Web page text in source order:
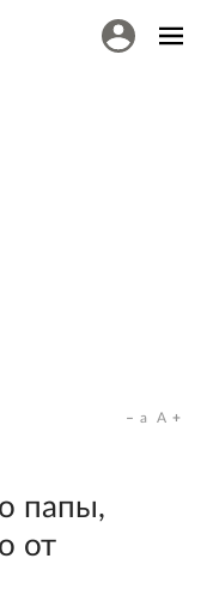
a A
папы,
от